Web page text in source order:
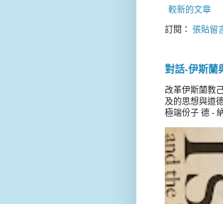
較新的文章
訂閱： 張貼留
對話-伊斯蘭
改革伊斯蘭教
及的思想與道
極端份子 德 -